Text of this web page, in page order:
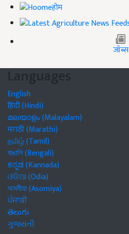
होम
जॉब्स
Languages
English
हिंदी (Hindi)
മലയാളം (Malayalam)
मराठी (Marathi)
தமிழ் (Tamil)
বাঙালি (Bengali)
ಕನ್ನಡ (Kannada)
ଓଡିଆ (Odia)
অসমীয়া (Asomiya)
ਪੰਜਾਬੀ
తెలుగు
ગુજરાતી